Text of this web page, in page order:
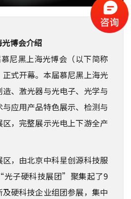
博会介绍
尼黑上海光博会（以下简称
式开幕。本届慕尼黑上海光
、激光器与光电子、光学与
应用产品特色展示、检测与
，完整展示光电上下游全产
，由北京中科星创源科技服
光子硬科技展团”聚集起了9
硬科技企业组团参展，集中